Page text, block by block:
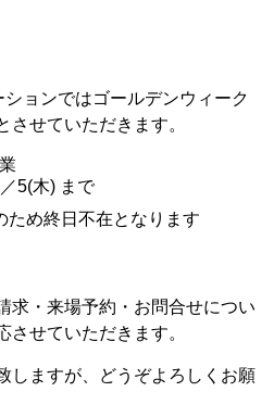
ョンではゴールデンウィーク
させていただきます。
5(木) まで
ため終日不在となります
求・来場予約・お問合せについ
させていただきます。
しますが、どうぞよろしくお願